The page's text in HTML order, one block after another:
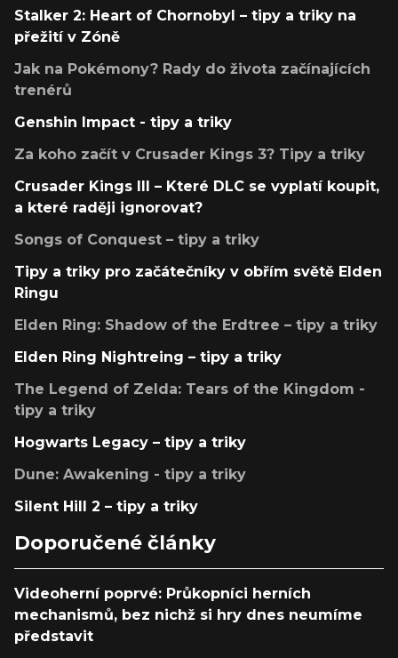
Stalker 2: Heart of Chornobyl – tipy a triky na
přežití v Zóně
Jak na Pokémony? Rady do života začínajících
trenérů
Genshin Impact - tipy a triky
Za koho začít v Crusader Kings 3? Tipy a triky
Crusader Kings III – Které DLC se vyplatí koupit,
a které raději ignorovat?
Songs of Conquest – tipy a triky
Tipy a triky pro začátečníky v obřím světě Elden
Ringu
Elden Ring: Shadow of the Erdtree – tipy a triky
Elden Ring Nightreing – tipy a triky
The Legend of Zelda: Tears of the Kingdom -
tipy a triky
Hogwarts Legacy – tipy a triky
Dune: Awakening - tipy a triky
Silent Hill 2 – tipy a triky
Doporučené články
Videoherní poprvé: Průkopníci herních
mechanismů, bez nichž si hry dnes neumíme
představit